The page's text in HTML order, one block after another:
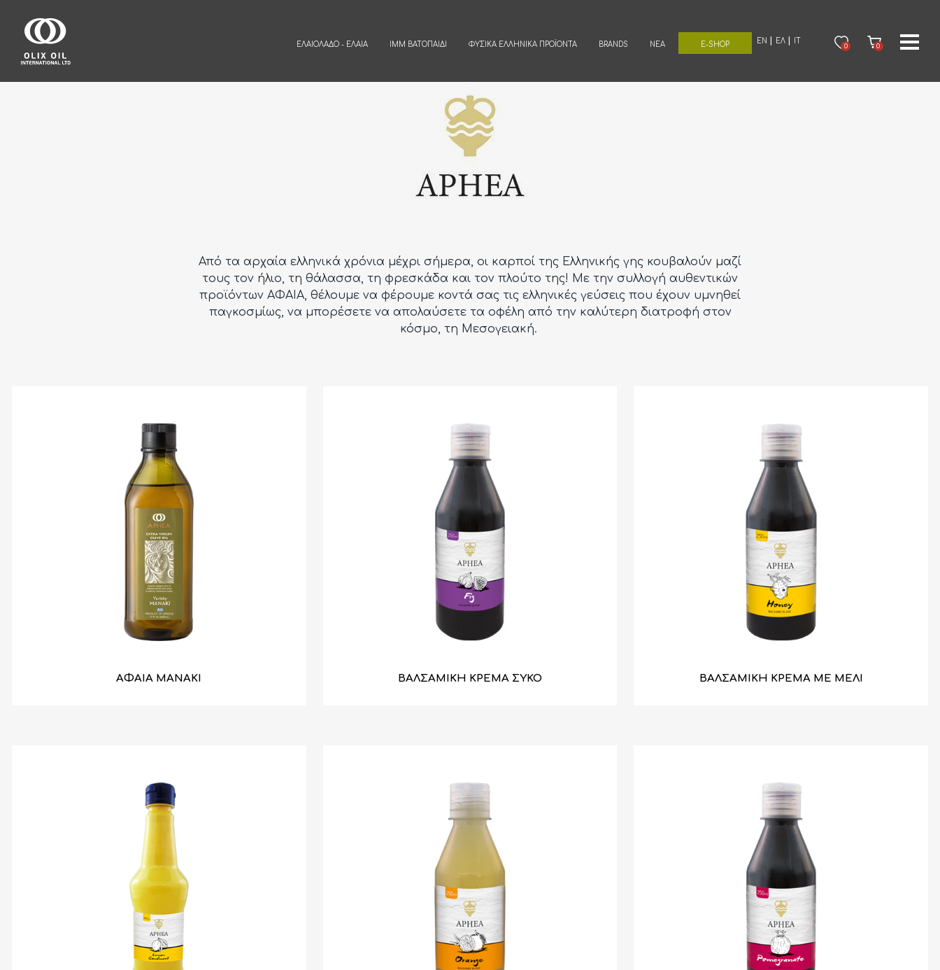
ΕΛΑΙΌΛΑΔΟ - ΈΛΑΙΑ IMM ΒΑΤΟΠΑΊΔΙ ΦΥΣΙΚΆ ΕΛΛΗΝΙΚΆ ΠΡΟΪΌΝΤΑ BRANDS ΝΈΑ E-SHOP EN ΕΛ
0 0
Από τα αρχαία ελληνικά χρόνια μέχρι σήμερα, οι καρποί της Ελληνικής γης κουβαλούν μαζί
τους τον ήλιο, τη θάλασσα, τη φρεσκάδα και τον πλούτο της! Με την συλλογή αυθεντικών
προϊόντων ΑΦΑΙΑ, θέλουμε να φέρουμε κοντά σας τις ελληνικές γεύσεις που έχουν υμνηθεί
παγκοσμίως, να μπορέσετε να απολαύσετε τα οφέλη από την καλύτερη διατροφή στον
κόσμο, τη Μεσoγειακή.
ΑΦΑΙΑ ΜΑΝΑΚΙ ΒΑΛΣΑΜΙΚΗ ΚΡΕΜΑ ΣΥΚΟ ΒΑΛΣΑΜΙΚΗ ΚΡΕΜΑ ΜΕ ΜΕΛΙ